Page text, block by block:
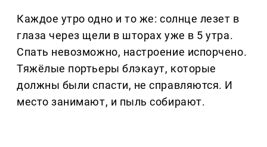
Каждое утро одно и то же: солнце лезет в
глаза через щели в шторах уже в 5 утра.
Спать невозможно, настроение испорчено.
Тяжёлые портьеры блэкаут, которые
должны были спасти, не справляются. И
место занимают, и пыль собирают.